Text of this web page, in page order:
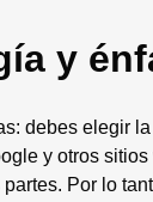
y
debes elegir
y otros
Por lo